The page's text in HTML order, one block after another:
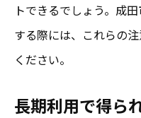
トできるでしょう。成
する際には、これらの
ください。
長期利用で得ら